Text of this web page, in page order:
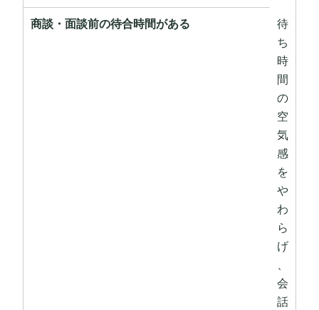
商談・面談前の待合時間がある
待
ち
時
間
の
空
気
感
を
や
わ
ら
げ
、
会
話